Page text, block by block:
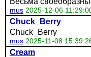
mus 2025-12-06
Chuck_Berry
Chuck_Berry
mus 2025-11-08
Cream